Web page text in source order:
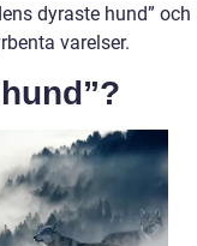
dyraste hund”
varelser.